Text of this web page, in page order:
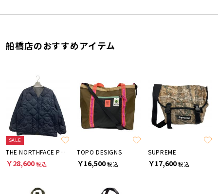
船橋店のおすすめアイテム
SALE
THE NORTHFACE PURPLELABEL
￥28,600税込
TOPO DESIGNS
￥16,500税込
SUPREME
￥17,600税込